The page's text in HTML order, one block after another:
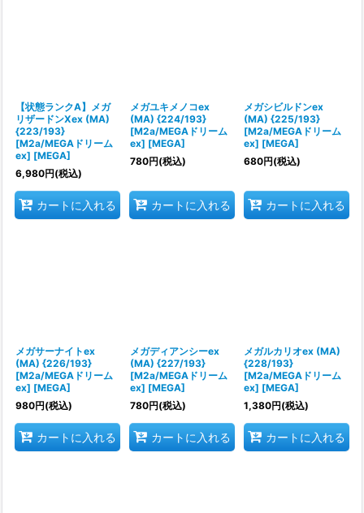
【状態ランクA】メガ
リザードンXex (MA)
{223/193}
[M2a/MEGAドリーム
ex] [MEGA]
6,980円(税込)
カートに入れる
メガユキメノコex
(MA) {224/193}
[M2a/MEGAドリーム
ex] [MEGA]
780円(税込)
カートに入れる
メガシビルドンex
(MA) {225/193}
[M2a/MEGAドリーム
ex] [MEGA]
680円(税込)
カートに入れる
メガサーナイトex
(MA) {226/193}
[M2a/MEGAドリーム
ex] [MEGA]
980円(税込)
カートに入れる
メガディアンシーex
(MA) {227/193}
[M2a/MEGAドリーム
ex] [MEGA]
780円(税込)
カートに入れる
メガルカリオex (MA)
{228/193}
[M2a/MEGAドリーム
ex] [MEGA]
1,380円(税込)
カートに入れる